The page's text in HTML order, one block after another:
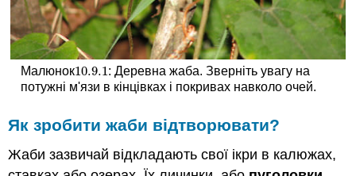
Малюнок10.9.1
10.9.1: Деревна жаба. Зверніть увагу на
потужні м'язи в кінцівках і покривах навколо очей.
Як зробити жаби відтворювати?
Жаби зазвичай відкладають свої ікри в калюжах,